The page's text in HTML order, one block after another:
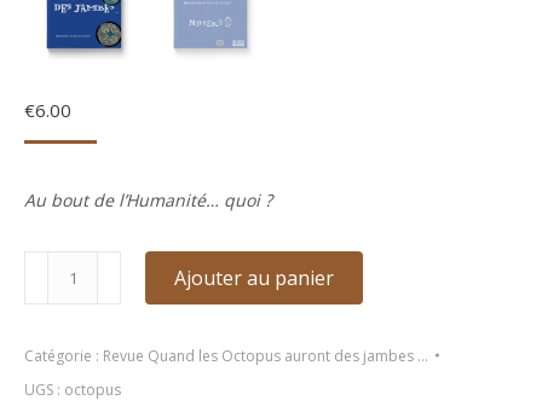
€6.00
Au bout de l’Humanité… quoi ?
:
Quand
Ajouter au panier
Catégorie : Revue Quand les Octopus auront des jambes ...
UGS : octopus